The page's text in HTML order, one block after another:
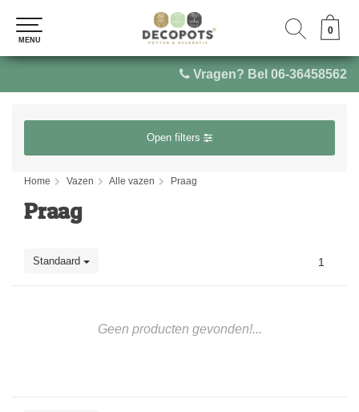
Vragen? Bel 06-36458562
0
MENU
0
MENU
Open filters
Home Vazen Alle vazen Praag
Praag
Standaard 1
Geen producten gevonden!...